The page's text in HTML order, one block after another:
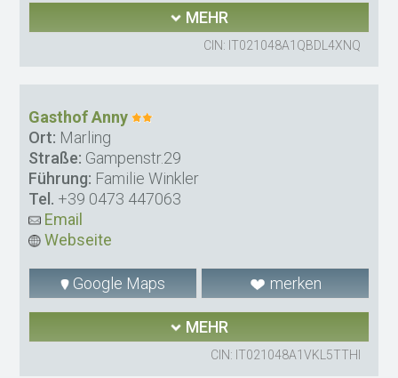
MEHR
CIN: IT021048A1QBDL4XNQ
Gasthof Anny
Ort: Marling
Straße: Gampenstr.29
Führung: Familie Winkler
Tel. +39 0473 447063
Email
Webseite
Google Maps merken
MEHR
CIN: IT021048A1VKL5TTHI